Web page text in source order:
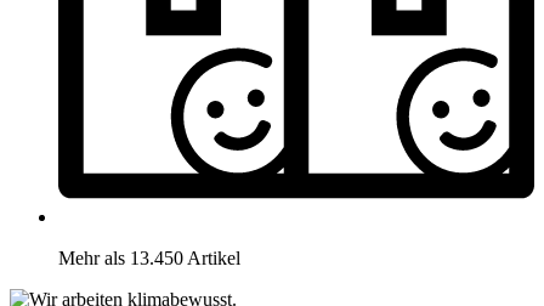
Mehr als 13.450 Artikel